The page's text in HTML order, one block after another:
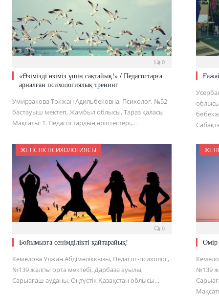
0
«Өзімізді өзіміз үшін сақтайық!» / Педагогтарға
арналған психологиялық тренинг
Умирзакова Токжан Адильбековна, Психолог, №52
бастауыш мектеп, Жамбыл облысы, Тараз қаласы
Мақсаты: 1. Педагогтардың әріптестері,…
ЖЕТІСТІК ПСИХОЛОГИЯСЫ
0
Бойымызға сенімділікті қайтарайық!
Кемелова Улжан Абдімәлікқызы, Педагог-психолог,
№139 жалпы орта мектебі, Дарбаза ауылы,
Сарыағаш ауданы, Оңтүстік Қазақстан облысы…
Өмір
№139